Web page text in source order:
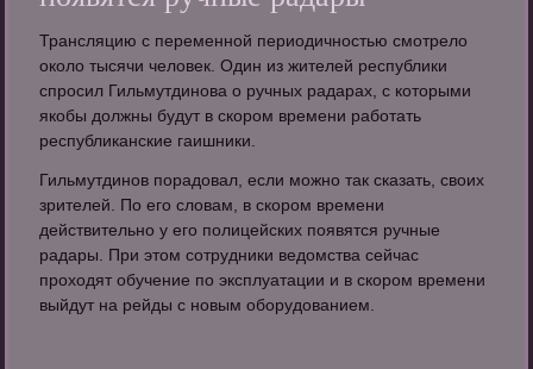
Трансляцию с переменной периодичностью смотрело
около тысячи человек. Один из жителей республики
спросил Гильмутдинова о ручных радарах, с которыми
якобы должны будут в скором времени работать
республиканские гаишники.
Гильмутдинов порадовал, если можно так сказать, своих
зрителей. По его словам, в скором времени
действительно у его полицейских появятся ручные
радары. При этом сотрудники ведомства сейчас
проходят обучение по эксплуатации и в скором времени
выйдут на рейды с новым оборудованием.